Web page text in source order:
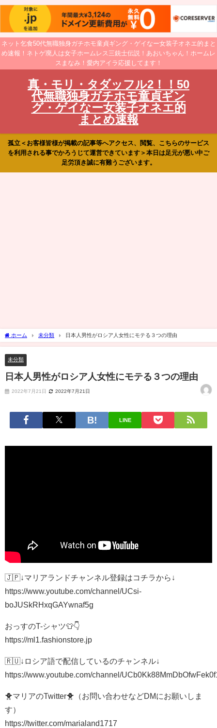
ネット乞食50代無職独身ガチホモ童貞ギング・ゲイなー女装子オネエ的まと
め速報！ネトゲ廃人は女子ホームレス三銃士伝説！あおいちゃん！ホームレ
スまなみ！愛内アイラ応援してます！
真・モリ・タダッフル2！！50
代無職独身ガチホモ童貞ギン
グ・ゲイなー女装子オネエ的
まとめ速報
孤立＜お客様皆様が掲載の記事等へアクセス、閲覧、こちらのサービス
を利用される事でかろうじて運営できています＞本日は足元が悪い中ご
足労頂き誠に有難うございます。
ホーム 未分類 日本人男性がロシア人女性にモテる３つの理由
未分類
日本人男性がロシア人女性にモテる３つの理由
2022年7月21日 2022年7月21日
LINE
🇯🇵↓マリアランドチャンネル登録はコチラから↓
https://www.youtube.com/channel/UCsi-
boJUSkRHxqGAYwnaf5g
おっすのT-シャツ👕👇
https://ml1.fashionstore.jp
🇷🇺↓ロシア語で配信しているのチャンネル↓
https://www.youtube.com/channel/
🐥マリアのTwitter🐥（お問い合わせなどDMにお願いしま
す）
https://twitter.com/marialand1717